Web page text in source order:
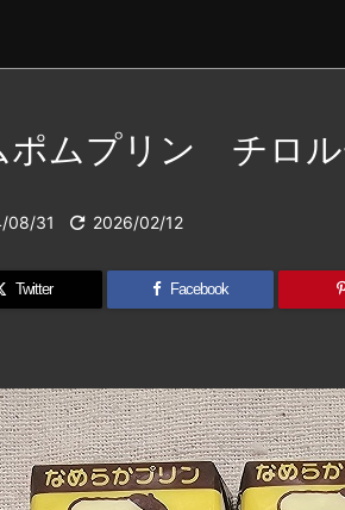
ポムプリン チロル
08/31  2026/02/12
Twitter Facebook